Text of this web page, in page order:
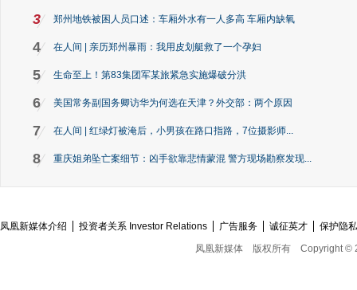
3 郑州地铁被困人员口述：车厢外水有一人多高 车厢内缺氧
4 在人间 | 亲历郑州暴雨：我用皮划艇救了一个孕妇
5 生命至上！第83集团军某旅紧急实施爆破分洪
6 美国常务副国务卿访华为何选在天津？外交部：两个原因
7 在人间 | 红绿灯被淹后，小男孩在路口指路，7位摄影师...
8 重庆姐弟坠亡案细节：凶手欲靠悲情蒙混 警方现场勘察发现...
凤凰新媒体介绍 投资者关系 Investor Relations 广告服务 诚征英才
保护隐
凤凰新媒体
版权所有 Copyright ©